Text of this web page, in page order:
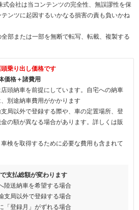
式会社は当コンテンツの完全性、無誤謬性を保
ンツに起因するいかなる損害の責も負いかね
部または一部を無断で転写、転載、複製する
乗り出し価格です
価格＋諸費用
頭納車を前提にしています。自宅への納車
別途納車費用がかかります
局以外で登録する際や、車の定置場所、登
の額が異なる場合があります。詳しくは販
検を取得するために必要な費用も含まれて
支払総額が変わります
陸送納車を希望する場合
支局以外で登録する場合
「登録月」がずれる場合